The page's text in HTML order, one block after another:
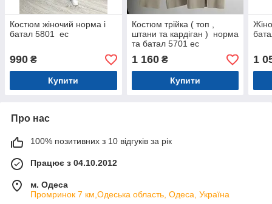
Костюм жіночий норма і
батал 5801 ес
990 ₴
Купити
Костюм трійка ( топ ,
штани та кардіган ) норма
та батал 5701 ес
1 160₴
Купити
1
Про нас
100% позитивних з 10 відгуків за рік
Працює з 04.10.2012
м. Одеса
Промринок 7 км,Одеська область, Одеса, Україна